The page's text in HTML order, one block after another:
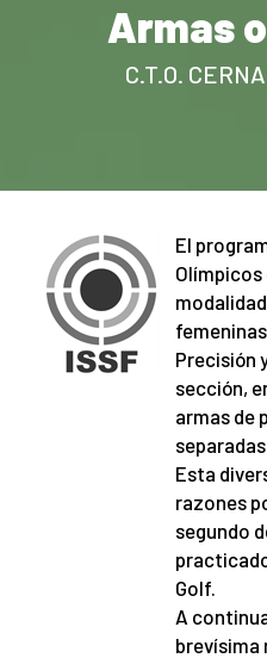
Armas
C.T.O.
El
Olímpicos
Precisión
sección,
armas de
Esta
razones
segundo
Golf.
A
brevísima